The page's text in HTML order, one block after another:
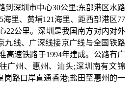
到深圳市中心30公里;东部港区水路
海里、黄埔121海里、距西部港区77
22公里。深圳是我国南方对内对外
九线、广深线接京广线与全国铁路
高速铁路于1994年建成。公路有广
广州、惠州、汕头;深圳南有文锦
岗路口岸直通香港;盐田至惠州的一